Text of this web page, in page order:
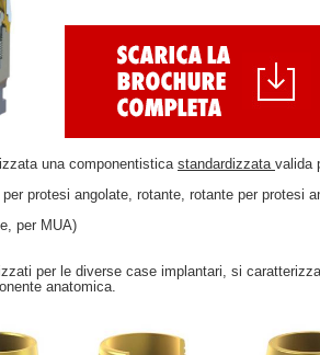
una componentisticastandardizzata valida
protesi angolate, rotante, rotante per protesi
per MUA)
per le diverse case implantari, si
anatomica.